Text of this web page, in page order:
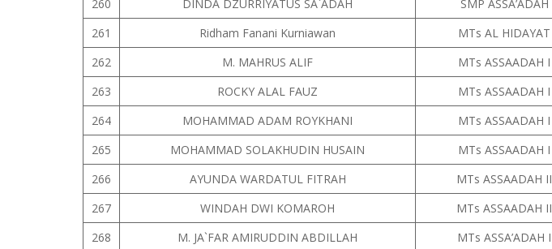
261
Ridham Fanani Kurniawan MTs AL HIDAYAT
262
M. MAHRUS ALIF MTs ASSAADAH I
263
ROCKY ALAL FAUZ MTs ASSAADAH I
264
MOHAMMAD ADAM ROYKHANI MTs ASSAADAH I
265
MOHAMMAD SOLAKHUDIN HUSAIN MTs ASSAADAH I
266
AYUNDA WARDATUL FITRAH MTs ASSAADAH II
267
WINDAH DWI KOMAROH MTs ASSAADAH II
268
M. JA`FAR AMIRUDDIN ABDILLAH MTs ASSA’ADAH I